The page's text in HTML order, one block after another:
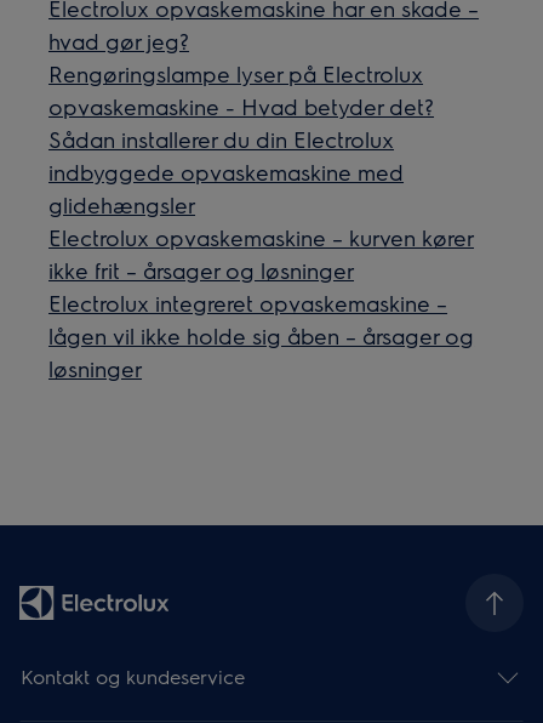
Electrolux opvaskemaskine har en skade –
hvad gør jeg?
Rengøringslampe lyser på Electrolux
opvaskemaskine - Hvad betyder det?
Sådan installerer du din Electrolux
indbyggede opvaskemaskine med
glidehængsler
Electrolux opvaskemaskine – kurven kører
ikke frit – årsager og løsninger
Electrolux integreret opvaskemaskine –
lågen vil ikke holde sig åben – årsager og
løsninger
Kontakt og kundeservice